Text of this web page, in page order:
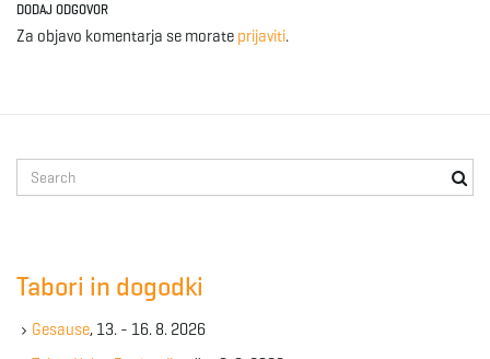
v
DODAJ ODGOVOR
Za objavo komentarja se morate prijaviti.
e
e
Tabori in dogodki
Gesause, 13. - 16. 8. 2026